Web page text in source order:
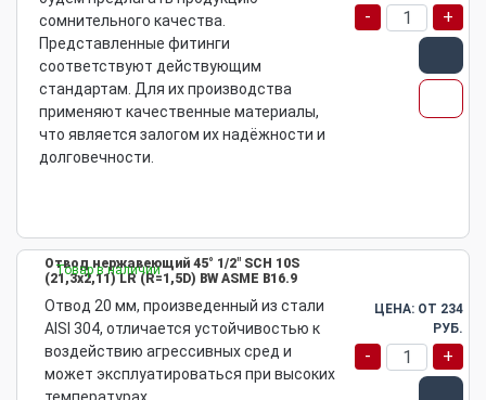
сомнительного качества.
Представленные фитинги
соответствуют действующим
стандартам. Для их производства
применяют качественные материалы,
что является залогом их надёжности и
долговечности.
- +
Товар в наличии
Отвод нержавеющий 45° 1/2" SCH 10S
(21,3х2,11) LR (R=1,5D) BW ASME B16.9
Отвод 20 мм, произведенный из стали
AISI 304, отличается устойчивостью к
воздействию агрессивных сред и
может эксплуатироваться при высоких
ЦЕНА: ОТ 234
РУБ.
- +